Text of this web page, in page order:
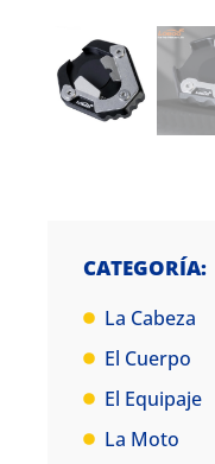
CATEGORÍA:
La Cabeza
El Cuerpo
El Equipaje
La Moto